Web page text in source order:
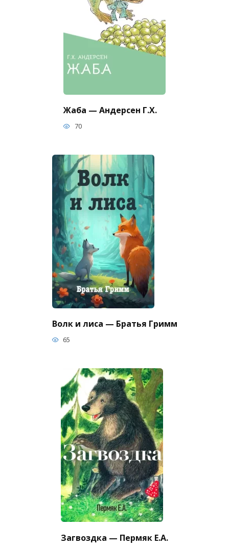
Жаба — Андерсен Г.Х.
70
Волк и лиса — Братья Гримм
65
Загвоздка — Пермяк Е.А.